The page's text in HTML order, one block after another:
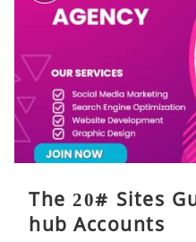
The 20# Sites
hub Accounts